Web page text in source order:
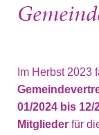
Im Herbst 2023
01/2024 bis 12/
Mitglieder für